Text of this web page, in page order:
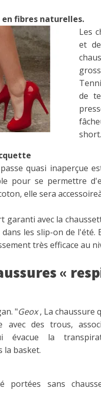
en fibres naturelles.
Les
et
de
short.
quasi inaperçue
pour se permettre
elle sera
avec la
les slip-on de l'été.
très efficace au
«
"Geox, La chaussure
avec des trous,
évacue la
la basket.
portées sans